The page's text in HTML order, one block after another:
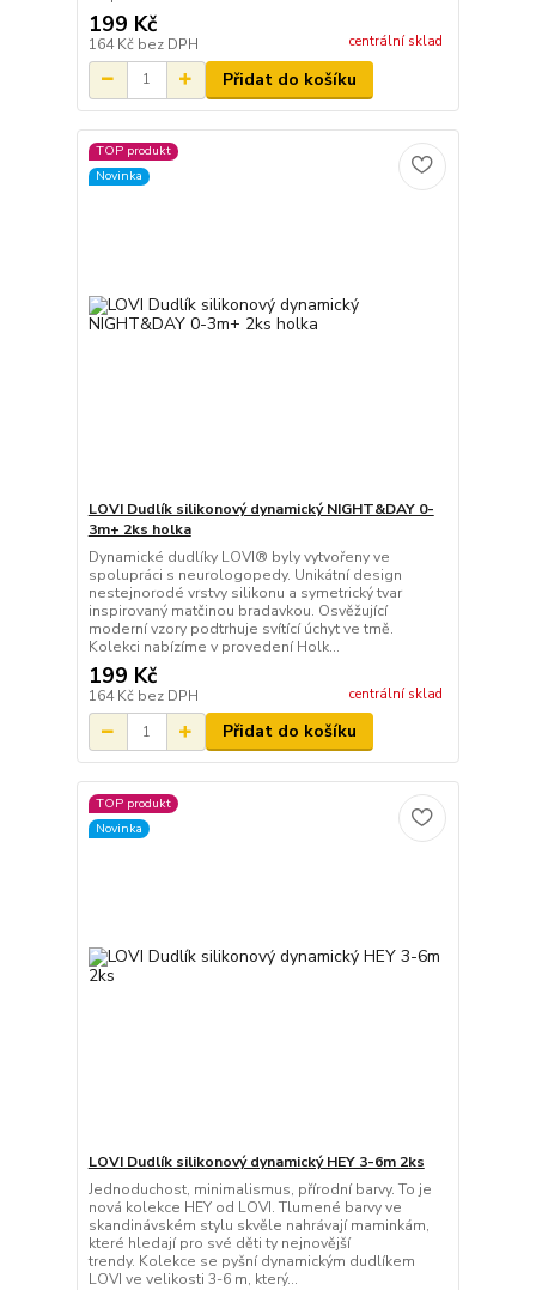
199 Kč
164 Kč bez DPH centrální sklad
Přidat do košíku
TOP produkt
Novinka
LOVI Dudlík silikonový dynamický NIGHT&DAY 0-
3m+ 2ks holka
Dynamické dudlíky LOVI® byly vytvořeny ve
spolupráci s neurologopedy. Unikátní design
nestejnorodé vrstvy silikonu a symetrický tvar
inspirovaný matčinou bradavkou. Osvěžující
moderní vzory podtrhuje svítící úchyt ve tmě.
Kolekci nabízíme v provedení Holk...
199 Kč
164 Kč bez DPH centrální sklad
Přidat do košíku
TOP produkt
Novinka
LOVI Dudlík silikonový dynamický HEY 3-6m 2ks
Jednoduchost, minimalismus, přírodní barvy. To je
nová kolekce HEY od LOVI. Tlumené barvy ve
skandinávském stylu skvěle nahrávají maminkám,
které hledají pro své děti ty nejnovější
trendy. Kolekce se pyšní dynamickým dudlíkem
LOVI ve velikosti 3-6 m, který...